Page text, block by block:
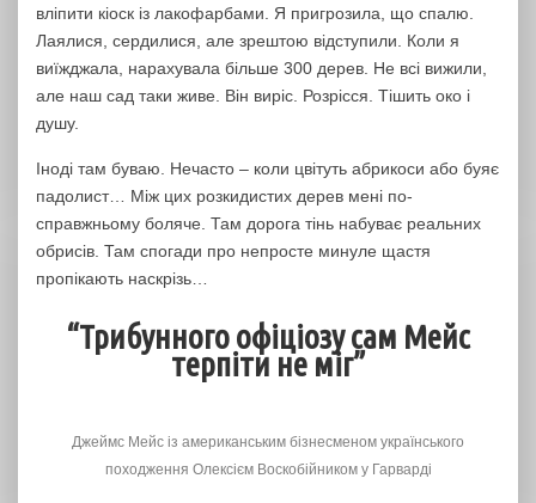
вліпити кіоск із лакофарбами. Я пригрозила, що спалю.
Лаялися, сердилися, але зрештою відступили. Коли я
виїжджала, нарахувала більше 300 дерев. Не всі вижили,
але наш сад таки живе. Він виріс. Розрісся. Тішить око і
душу.
Іноді там буваю. Нечасто – коли цвітуть абрикоси або буяє
падолист… Між цих розкидистих дерев мені по-
справжньому боляче. Там дорога тінь набуває реальних
обрисів. Там спогади про непросте минуле щастя
пропікають наскрізь…
“Трибунного офіціозу сам Мейс
терпіти не міг”
Джеймс Мейс із американським бізнесменом українського
походження Олексієм Воскобійником у Гарварді